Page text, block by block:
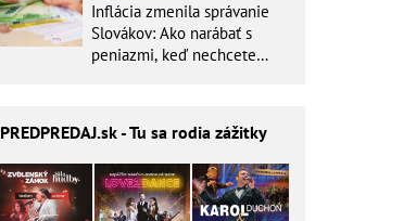
Inflácia zmenila správanie
Slovákov: Ako narábať s
peniazmi, keď nechcete
PREDPREDAJ.sk - Tu sa rodia zážitky